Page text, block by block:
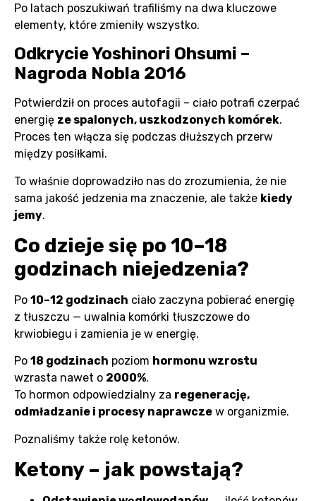
Po latach poszukiwań trafiliśmy na dwa kluczowe
elementy, które zmieniły wszystko.
Odkrycie Yoshinori Ohsumi –
Nagroda Nobla 2016
Potwierdził on proces autofagii – ciało potrafi czerpać
energię ze spalonych, uszkodzonych komórek.
Proces ten włącza się podczas dłuższych przerw
między posiłkami.
To właśnie doprowadziło nas do zrozumienia, że nie
sama jakość jedzenia ma znaczenie, ale także kiedy
jemy.
Co dzieje się po 10–18
godzinach niejedzenia?
Po 10–12 godzinach ciało zaczyna pobierać energię
z tłuszczu — uwalnia komórki tłuszczowe do
krwiobiegu i zamienia je w energię.
Po 18 godzinach poziom hormonu wzrostu
wzrasta nawet o 2000%.
To hormon odpowiedzialny za regenerację,
odmładzanie i procesy naprawcze w organizmie.
Poznaliśmy także rolę ketonów.
Ketony – jak powstają?